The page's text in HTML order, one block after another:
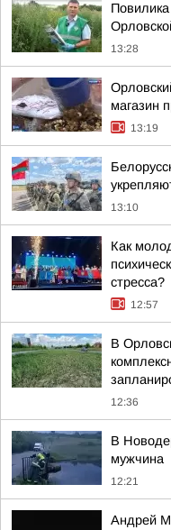
13:28
магазин
13:19
13:10
Как
стресса?
12:57
В
12:36
В
мужчина
12:21
Андрей